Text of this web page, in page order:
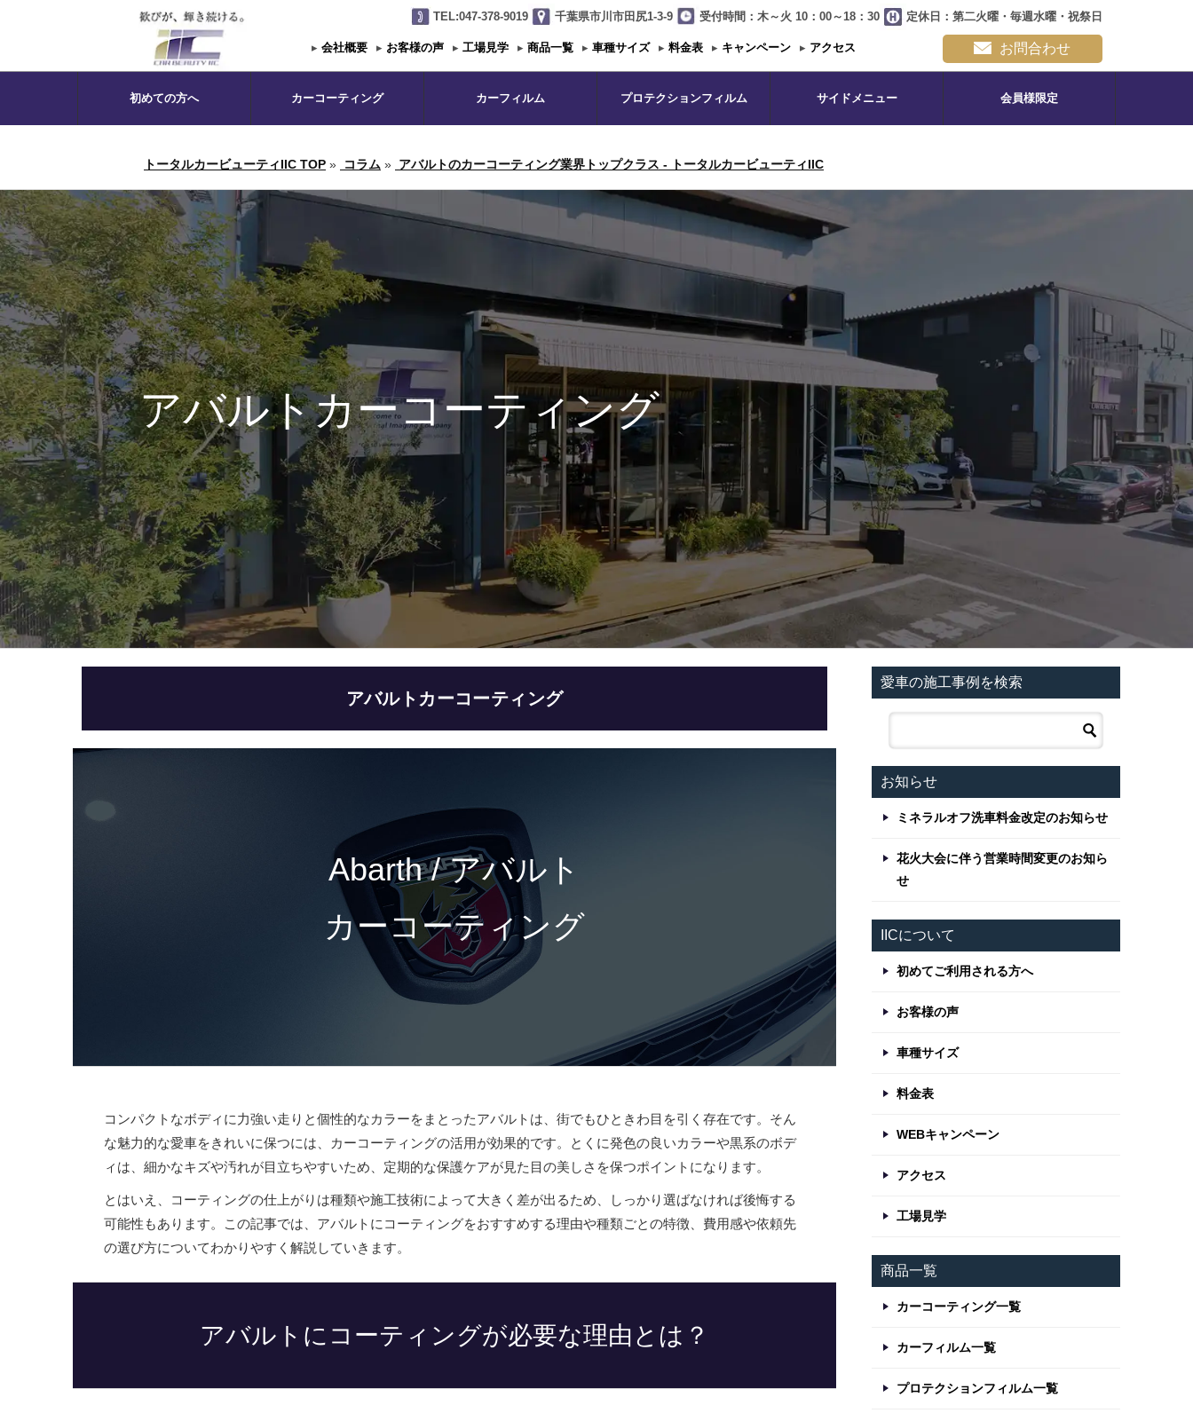
TEL:047-378-9019 千葉県市川市田尻1-3-9 受付時間：木～火 10：00～18：30 定休日：第二火曜・毎週水曜・祝祭日
▸ 会社概要 ▸ お客様の声 ▸ 工場見学 ▸ 商品一覧 ▸ 車種サイズ ▸ 料金表 ▸ キャンペーン ▸ アクセス お問合わせ
初めての方へ カーコーティング カーフィルム プロテクションフィルム サイドメニュー 会員様限定
トータルカービューティIIC TOP » コラム » アバルトのカーコーティング業界トップクラス - トータルカービューティIIC
アバルトカーコーティング
アバルトカーコーティング
Abarth / アバルト
カーコーティング
コンパクトなボディに力強い走りと個性的なカラーをまとったアバルトは、街でもひときわ目を引く存在です。そん
な魅力的な愛車をきれいに保つには、カーコーティングの活用が効果的です。とくに発色の良いカラーや黒系のボデ
ィは、細かなキズや汚れが目立ちやすいため、定期的な保護ケアが見た目の美しさを保つポイントになります。
とはいえ、コーティングの仕上がりは種類や施工技術によって大きく差が出るため、しっかり選ばなければ後悔する
可能性もあります。この記事では、アバルトにコーティングをおすすめする理由や種類ごとの特徴、費用感や依頼先
の選び方についてわかりやすく解説していきます。
アバルトにコーティングが必要な理由とは？
愛車の施工事例を検索
お知らせ
ミネラルオフ洗車料金改定のお知らせ
花火大会に伴う営業時間変更のお知ら
せ
IICについて
初めてご利用される方へ
お客様の声
車種サイズ
料金表
WEBキャンペーン
アクセス
工場見学
商品一覧
カーコーティング一覧
カーフィルム一覧
プロテクションフィルム一覧